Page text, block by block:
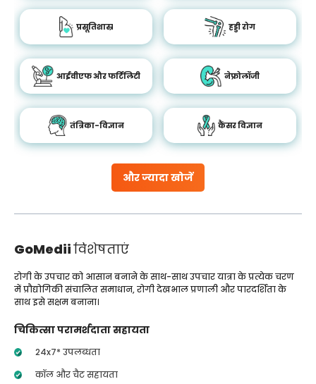
और ज्यादा खोजें
प्रसूतिशास्र हड्डी रोग
आईवीएफ और फर्टिलिटी नेफ्रोलॉजी
तंत्रिका-विज्ञान कैंसर विज्ञान
GoMediiविशेषताएं
रोगी के उपचार को आसान बनाने के साथ-साथ उपचार यात्रा के प्रत्येक चरण
में प्रौद्योगिकी संचालित समाधान, रोगी देखभाल प्रणाली और पारदर्शिता के
साथ इसे सक्षम बनाना।
चिकित्सा परामर्शदाता सहायता
24x7* उपलब्धता
कॉल और चैट सहायता